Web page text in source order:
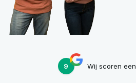
9 Wij scoren een